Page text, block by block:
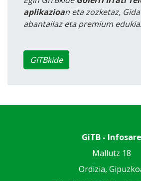
aplikazioan eta zozketaz,
abantailaz eta premium
GITBkide
GiTB - Infosare
Mallutz 18
Ordizia,